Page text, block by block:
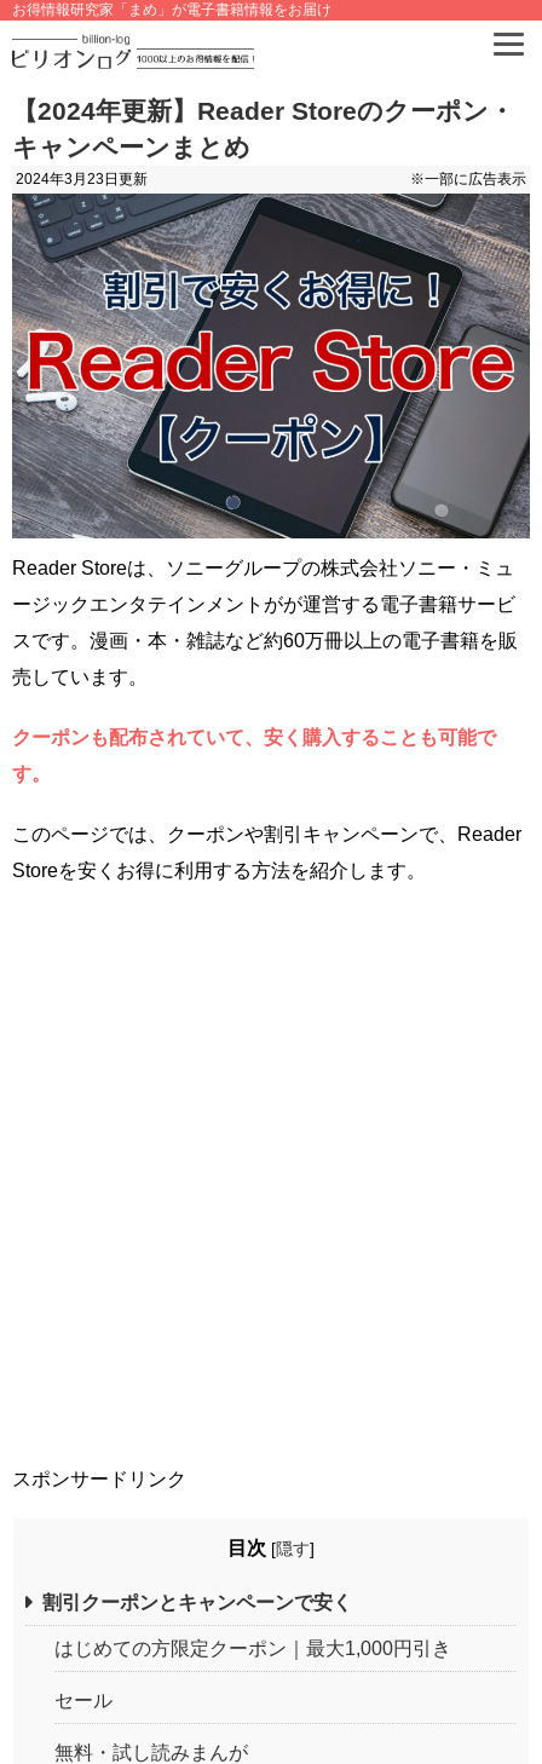
お得情報研究家「まめ」が電子書籍情報をお届け
【2024年更新】Reader Storeのクーポン・
キャンペーンまとめ
2024年3月23日 更新 ※一部に広告表示
Reader Storeは、ソニーグループの株式会社ソニー・ミュ
ージックエンタテインメントがが運営する電子書籍サービ
スです。漫画・本・雑誌など約60万冊以上の電子書籍を販
売しています。
クーポンも配布されていて、安く購入することも可能で
す。
このページでは、クーポンや割引キャンペーンで、Reader
Storeを安くお得に利用する方法を紹介します。
スポンサードリンク
目次 [隠す]
割引クーポンとキャンペーンで安く
はじめての方限定クーポン｜最大1,000円引き
セール
無料・試し読みまんが